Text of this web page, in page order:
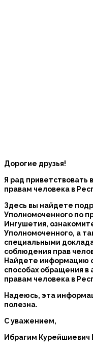
Дорогие друзья!
Я рад приветствовать
правам человека в
Здесь вы найдете
Уполномоченного по
Ингушетия,
Уполномоченного, а
специальными
соблюдения прав
Найдете информацию
способах обращения в
правам человека в
Надеюсь, эта
полезна.
С уважением,
Ибрагим Курейшиевич